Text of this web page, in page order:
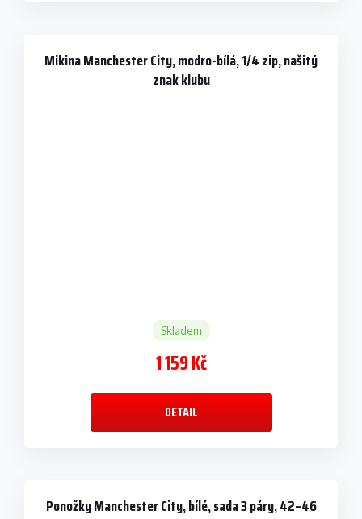
Mikina Manchester City, modro-bílá, 1/4 zip, našitý
znak klubu
Skladem
1 159 Kč
DETAIL
Ponožky Manchester City, bílé, sada 3 páry, 42–46